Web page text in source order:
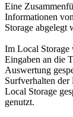
Eine
Informationen
Storage abgelegt
Im Local Storage
Eingaben an die
Auswertung
Surfverhalten der
Local Storage
genutzt.